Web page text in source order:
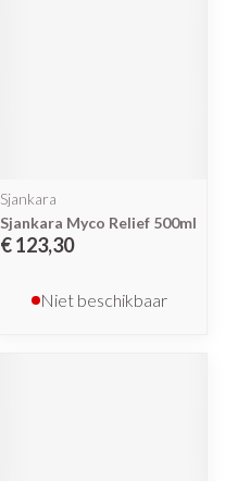
Sjankara
Sjankara Myco Relief 500ml
€ 123,30
Niet beschikbaar